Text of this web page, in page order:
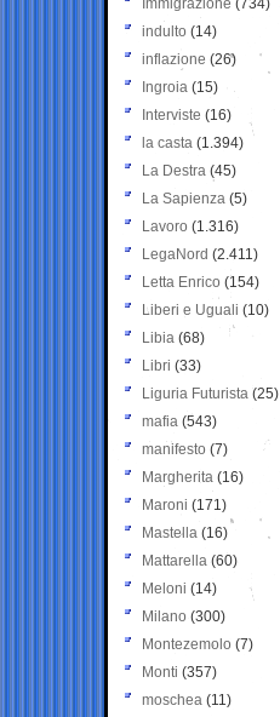
Immigrazione (734)
indulto (14)
inflazione (26)
Ingroia (15)
Interviste (16)
la casta (1.394)
La Destra (45)
La Sapienza (5)
Lavoro (1.316)
LegaNord (2.411)
Letta Enrico (154)
Liberi e Uguali (10)
Libia (68)
Libri (33)
Liguria Futurista (25)
mafia (543)
manifesto (7)
Margherita (16)
Maroni (171)
Mastella (16)
Mattarella (60)
Meloni (14)
Milano (300)
Montezemolo (7)
Monti (357)
moschea (11)